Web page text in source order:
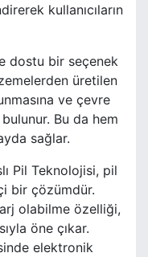
kullanıcıların
dostu bir seçenek
üretilen
ve çevre
Bu da hem
sağlar.
Pil Teknolojisi, pil
bir çözümdür.
olabilme özelliği,
öne çıkar.
elektronik